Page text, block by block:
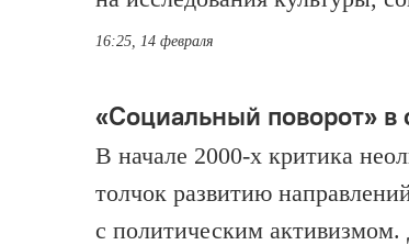
16:25, 14 февраля
«Социальный поворот» в
В начале 2000‑х критика
толчок развитию
с политическим активизмом.